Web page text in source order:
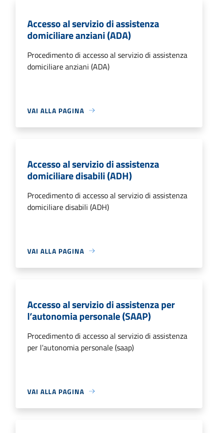
Accesso al servizio di assistenza
domiciliare anziani (ADA)
Procedimento di accesso al servizio di assistenza
domiciliare anziani (ADA)
VAI ALLA PAGINA
Accesso al servizio di assistenza
domiciliare disabili (ADH)
Procedimento di accesso al servizio di assistenza
domiciliare disabili (ADH)
VAI ALLA PAGINA
Accesso al servizio di assistenza per
l’autonomia personale (SAAP)
Procedimento di accesso al servizio di assistenza
per l’autonomia personale (saap)
VAI ALLA PAGINA